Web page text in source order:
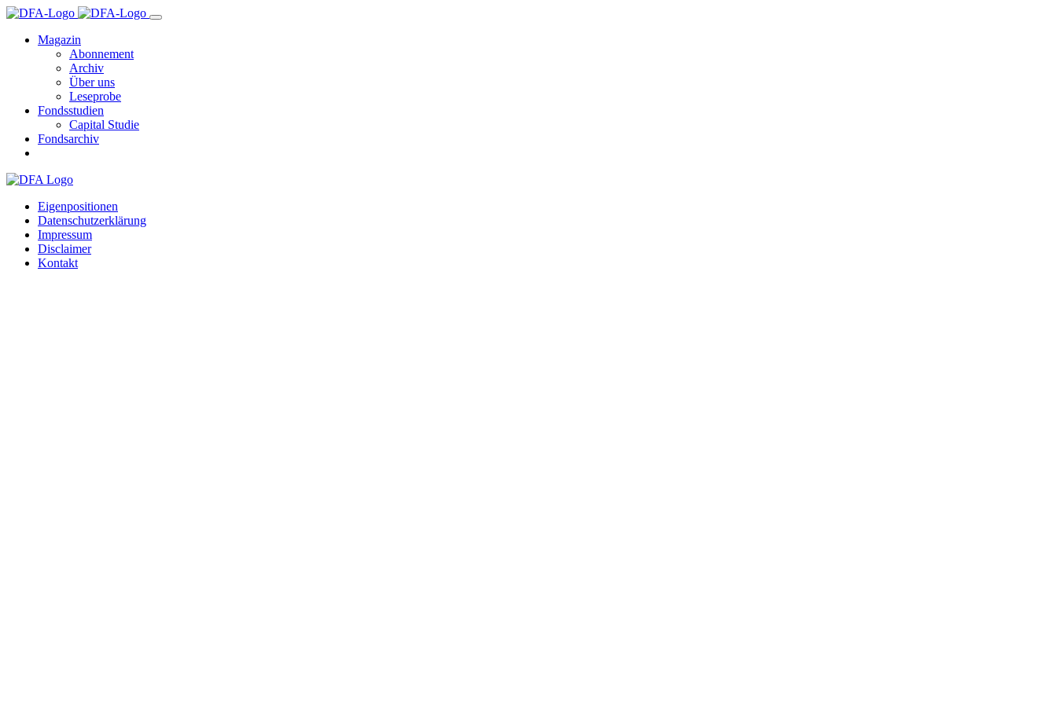
Magazin
Abonnement
Archiv
Über uns
Leseprobe
Fondsstudien
Capital Studie
Fondsarchiv
Eigenpositionen
Datenschutzerklärung
Impressum
Disclaimer
Kontakt